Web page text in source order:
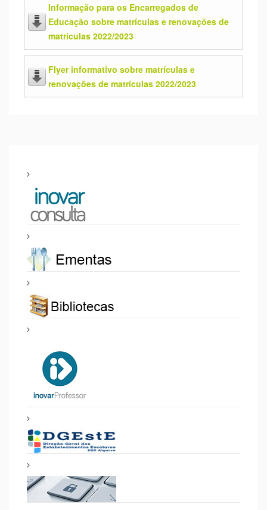
Informação para os Encarregados de
Educação sobre matrículas e renovações de
matrículas 2022/2023
Flyer informativo sobre matrículas e
renovações de matrículas 2022/2023